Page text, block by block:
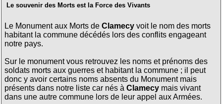
Le souvenir des Morts est la Force des Vivants
Le Monument aux Morts de Clamecyvoit le nom des morts
habitant la commune décédés lors des conflits engageant
notre pays.
Sur le monument vous retrouvez les noms et prénoms des
soldats morts aux guerres et habitant la commune ; il peut
donc y avoir certains noms absents du Monument mais
présents dans notre liste car nés à Clamecymais vivant
dans une autre commune lors de leur appel aux Armées.